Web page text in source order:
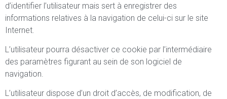
d’identifier l’utilisateur mais sert à enregistrer des
informations relatives à la navigation de celui-ci sur le site
Internet.
L’utilisateur pourra désactiver ce cookie par l’intermédiaire
des paramètres figurant au sein de son logiciel de
navigation.
L’utilisateur dispose d’un droit d’accès, de modification, de